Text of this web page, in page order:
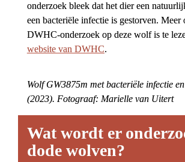
onderzoek bleek dat het dier een
een bacteriële infectie is gestorven. Meer
website van DWHC.
Wolf GW3875m met bacteriële infectie
(2023). Fotograaf: Marielle van Uitert
Wat wordt er
dode wolven?